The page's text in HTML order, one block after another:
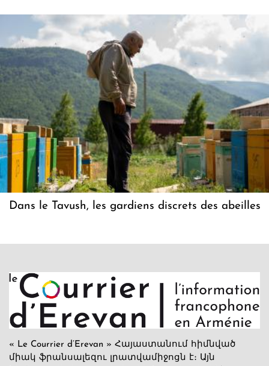
Dans le Tavush, les gardiens discrets des abeilles
« Le Courrier d’Erevan » Հայաստանում հիմնված
միակ ֆրանսալեզու լրատվամիջոցն է։ Այն